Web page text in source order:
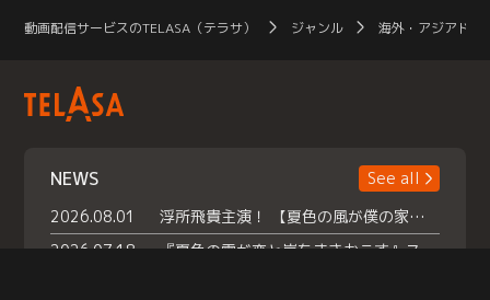
動画配信サービスのTELASA（テラサ） ジャンル 海外・アジアドラ
NEWS
See all
2026.08.01
浮所飛貴主演！ 【夏色の風が僕の家にやってきた】 本日よりテラサで独占配信スタート！
2026.07.18
『夏色の雲が恋と嵐をまきおこす』スペシャルメイキング 【Part1】2026年７月18日（土）23時30分～配信スタート！話題のシーンの裏側を大公開！豪華キャスト大集合！ 『武宮家 真夏の家族会議』開催！